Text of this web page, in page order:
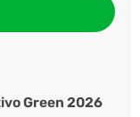
Green 2026